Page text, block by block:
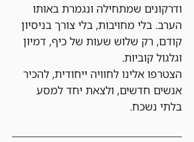
ודרקונים שמתחילה ונגמרת באותו
הערב. בלי מחויבות, בלי צורך בניסיון
קודם, רק שלוש שעות של כיף, דמיון
וגלגול קוביות.
הצטרפו אלינו לחוויה ייחודית, להכיר
אנשים חדשים, ולצאת יחד למסע
בלתי נשכח.